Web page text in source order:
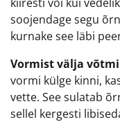
soojendage segu
kurnake see läbi
Vormist välja
vormi külge kinni,
vette. See sulatab
sellel kergesti